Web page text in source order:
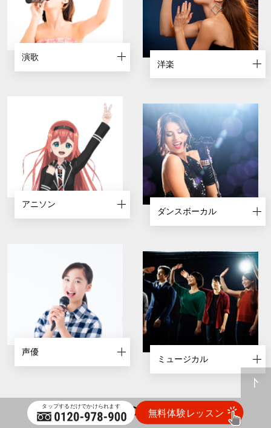
演歌
洋楽
アニソン
ダンスボーカル
声優
ミュージカル
EYS COMMON